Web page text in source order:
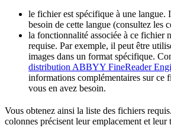
le fichier est spécifique à une langue.
besoin de cette langue (consultez les
la fonctionnalité associée à ce fichier
requise. Par exemple, il peut être
images dans un format spécifique.
distribution ABBYY FineReader
informations complémentaires sur ce
vous en avez besoin.
Vous obtenez ainsi la liste des fichiers
colonnes précisent leur emplacement et leur